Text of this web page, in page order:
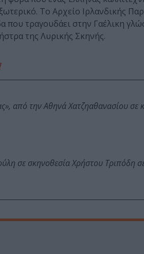
Το Αρχείο Ιρλανδικής
τραγουδάει στην Γαέλικη
της Λυρικής Σκηνής.
από την Αθηνά Χατζηαθανασίου σε
σε σκηνοθεσία Χρήστου Τριπόδη